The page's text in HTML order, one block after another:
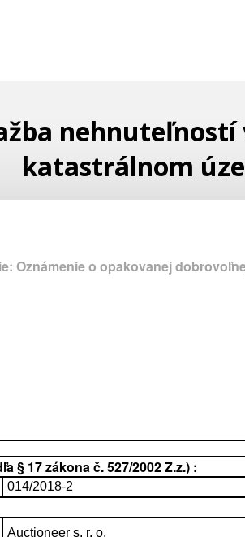
nehnuteľností
katastrálnom
Oznámenie o opakovanej
§ 17 zákona č. 527/2002 Z.z.) :
014/2018-2
Auctioneer s. r. o.